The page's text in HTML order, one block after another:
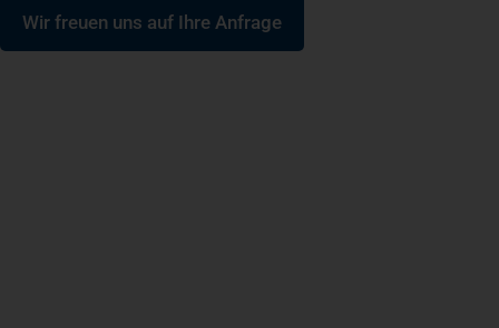
Spenden+ Helfen
Wir freuen uns auf Ihre Anfrage
(öffnet in einem neuen Tab)